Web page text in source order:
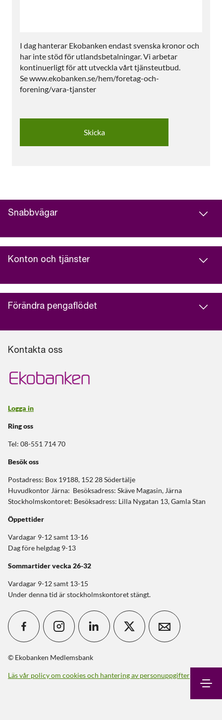
I dag hanterar Ekobanken endast svenska kronor och
har inte stöd för utlandsbetalningar. Vi arbetar
kontinuerligt för att utveckla vårt tjänsteutbud.
Se www.ekobanken.se/hem/foretag-och-
forening/vara-tjanster
Snabbvägar
Konton och tjänster
Förändra pengaflödet
Kontakta oss
Logga in
Ring oss
Tel: 08-551 714 70
Besök oss
Postadress: Box 19188, 152 28 Södertälje
Huvudkontor Järna: Besöksadress: Skäve Magasin, Järna
Stockholmskontoret: Besöksadress: Lilla Nygatan 13, Gamla Stan
Öppettider
Vardagar 9-12 samt 13-16
Dag före helgdag 9-13
Sommartidervecka 26-32
Vardagar 9-12 samt 13-15
Under denna tid är stockholmskontoret stängt.
© Ekobanken Medlemsbank
Läs vår policy om cookies och hantering av personuppgifter